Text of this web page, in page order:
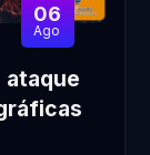
06
Ago
ataque